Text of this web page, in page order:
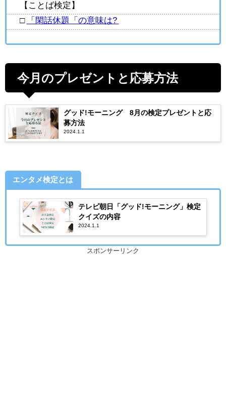
【ことば検定】
□
「閑話休題「の意味は?
今月のプレゼントと応募方法
グッド!モーニング 8月の検定プレゼントと応
募方法
2024.1.1
エンタメ検定とは
テレビ朝日「グッド!モーニング」検定
クイズの内容
2024.1.1
スポンサーリンク